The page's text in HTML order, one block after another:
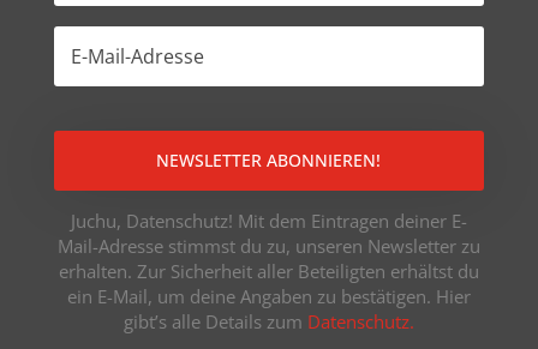
NEWSLETTER ABONNIEREN!
Juchu, Datenschutz! Mit dem Eintragen deiner E-
Mail-Adresse stimmst du zu, unseren Newsletter zu
erhalten. Zur Sicherheit aller Beteiligten erhältst du
ein E-Mail, um deine Angaben zu bestätigen. Hier
gibt’s alle Details zum Datenschutz.